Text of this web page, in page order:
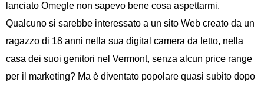
lanciato Omegle non sapevo bene cosa aspettarmi.
Qualcuno si sarebbe interessato a un sito Web creato da un
ragazzo di 18 anni nella sua digital camera da letto, nella
casa dei suoi genitori nel Vermont, senza alcun price range
per il marketing? Ma è diventato popolare quasi subito dopo